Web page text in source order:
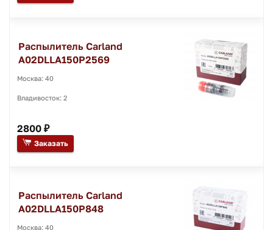
Распылитель Carland
A02DLLA150P2569
Москва: 40
Владивосток: 2
2800 ₽
Заказать
Распылитель Carland
A02DLLA150P848
Москва: 40